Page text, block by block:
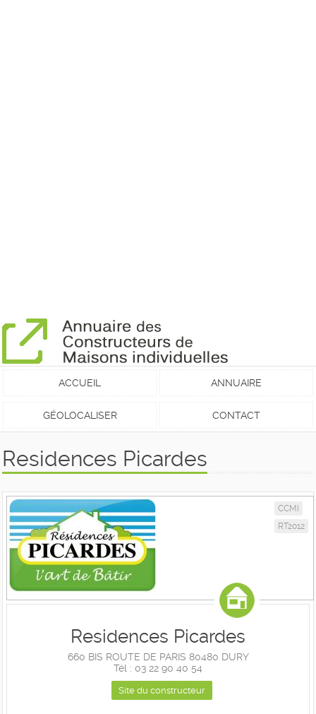
ACCUEIL ANNUAIRE
GÉOLOCALISER CONTACT
Residences Picardes
CCMI
RT2012
Residences Picardes
660 BIS ROUTE DE PARIS 80480 DURY
Tél : 03 22 90 40 54
Site du constructeur